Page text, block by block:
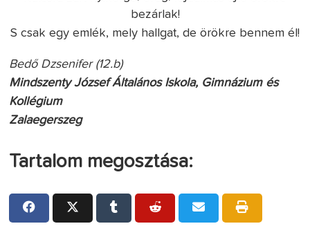
bezárlak!
S csak egy emlék, mely hallgat, de örökre bennem él!
Bedő Dzsenifer (12.b)
Mindszenty József Általános Iskola, Gimnázium és
Kollégium
Zalaegerszeg
Tartalom megosztása: